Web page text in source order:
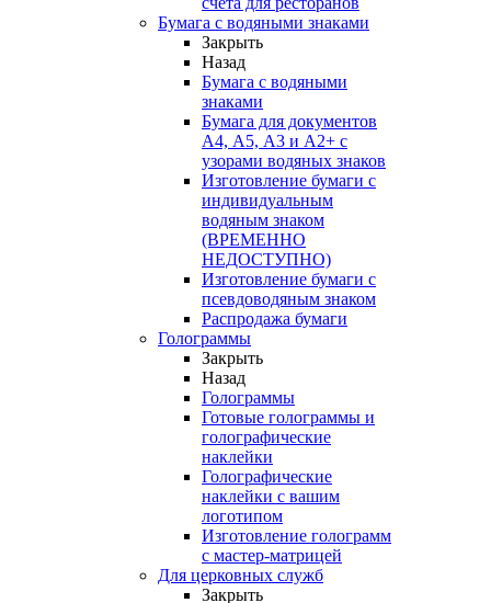
Бумага с водяными знаками
Закрыть
Назад
Бумага с водяными
знаками
Бумага для документов
А4, А5, А3 и А2+ с
узорами водяных знаков
Изготовление бумаги с
индивидуальным
водяным знаком
(ВРЕМЕННО
НЕДОСТУПНО)
Изготовление бумаги с
псевдоводяным знаком
Распродажа бумаги
Голограммы
Закрыть
Назад
Голограммы
Готовые голограммы и
голографические
наклейки
Голографические
наклейки с вашим
логотипом
Изготовление голограмм
с мастер-матрицей
Для церковных служб
Закрыть